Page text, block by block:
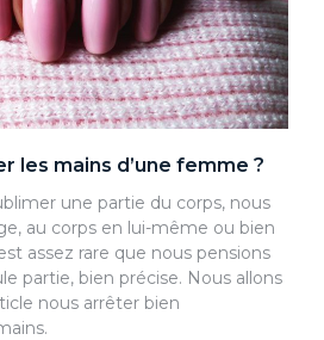
les mains d’une femme ?
une partie du corps, nous
au corps en lui-même ou bien
assez rare que nous pensions
partie, bien précise. Nous allons
nous arrêter bien